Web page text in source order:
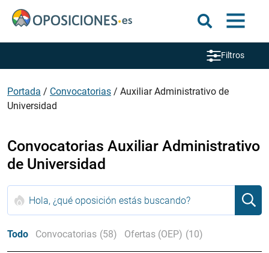
Filtros
Portada / Convocatorias / Auxiliar Administrativo de
Universidad
Convocatorias Auxiliar Administrativo
de Universidad
Todo Convocatorias (58) Ofertas (OEP) (10)